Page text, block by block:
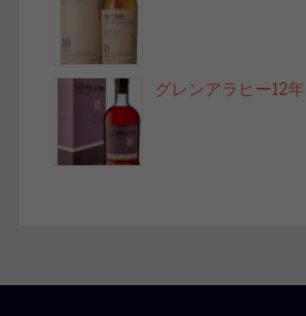
グレンアラヒー12年